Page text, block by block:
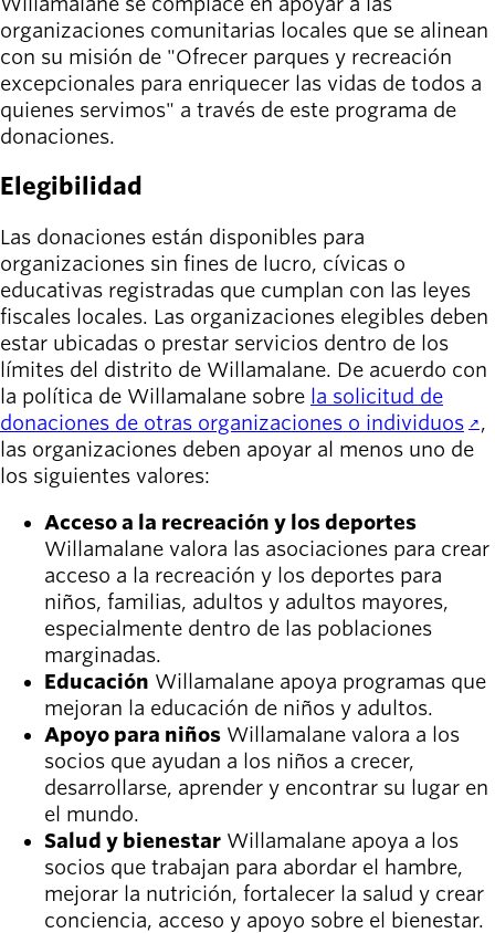
Explora las formas
de participar
newsmode
Últimas
noticias
Actualizaciones
Willamalane
menu_book Guía de
recreación
Su tienda integral
account_circle Inicia sesión
en tu
cuenta.
help Contacta
con
Willamalane
Secondary
navigation
Board of
Directors
About the
district
Find a job
Exercise
classes
Pool
schedule
Court
schedules
organizaciones comunitarias locales que se alinean
con su misión de "Ofrecer parques y recreación
excepcionales para enriquecer las vidas de todos a
quienes servimos" a través de este programa de
donaciones.
Elegibilidad
Las donaciones están disponibles para
organizaciones sin fines de lucro, cívicas o
educativas registradas que cumplan con las leyes
fiscales locales. Las organizaciones elegibles deben
estar ubicadas o prestar servicios dentro de los
límites del distrito de Willamalane. De acuerdo con
la política de Willamalane sobre la solicitud de
donaciones de otras organizaciones o individuos ,
las organizaciones deben apoyar al menos uno de
los siguientes valores:
Acceso a la recreación y los deportes
Willamalane valora las asociaciones para crear
acceso a la recreación y los deportes para
niños, familias, adultos y adultos mayores,
especialmente dentro de las poblaciones
marginadas.
Educación Willamalane apoya programas que
mejoran la educación de niños y adultos.
Apoyo para niños Willamalane valora a los
socios que ayudan a los niños a crecer,
desarrollarse, aprender y encontrar su lugar en
el mundo.
Salud y bienestar Willamalane apoya a los
socios que trabajan para abordar el hambre,
mejorar la nutrición, fortalecer la salud y crear
conciencia, acceso y apoyo sobre el bienestar.